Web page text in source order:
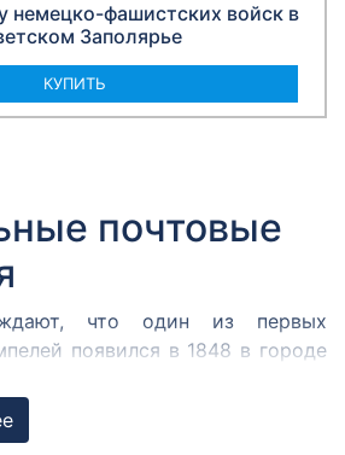
немецко-фашистских войск в
Заполярье
КУПИТЬ
почтовые
что один из первых
появился в 1848 в городе
парламент.
отметить его работу